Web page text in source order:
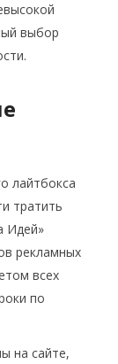
выбор
лайтбокса
тратить
Идей»
рекламных
всех
по
на сайте,